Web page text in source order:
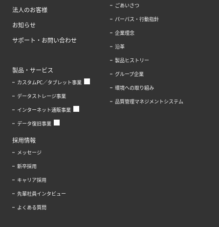
法人のお客様
お知らせ
サポート・お問い合わせ
製品・サービス
カスタムPC／タブレット事業
データストレージ事業
インターネット通販事業
データ復旧事業
ごあいさつ
パーパス・行動指針
企業理念
沿革
製品ヒストリー
グループ企業
環境への取り組み
品質管理マネジメントシステム
採用情報
メッセージ
新卒採用
キャリア採用
先輩社員インタビュー
よくある質問